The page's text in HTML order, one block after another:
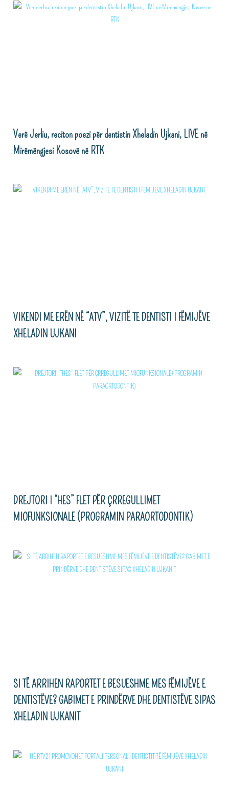
Verë Jerliu, reciton poezi për dentistin Xheladin Ujkani, LIVE në
Mirëmëngjesi Kosovë në RTK
VIKENDI ME ERËN NË “ATV”, VIZITË TE DENTISTI I FËMIJËVE
XHELADIN UJKANI
DREJTORI I “HES” FLET PËR ÇRREGULLIMET
MIOFUNKSIONALE (PROGRAMIN PARAORTODONTIK)
SI TË ARRIHEN RAPORTET E BESUESHME MES FËMIJËVE E
DENTISTËVE? GABIMET E PRINDËRVE DHE DENTISTËVE SIPAS
XHELADIN UJKANIT